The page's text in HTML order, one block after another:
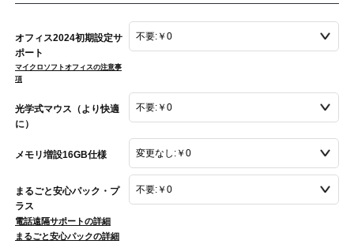
オフィス2024初期設定サ
ポート
マイクロソフトオフィスの注意事
項
光学式マウス（より快適
に）
メモリ増設16GB仕様
まるごと安心パック・プ
ラス
電話遠隔サポートの詳細
まるごと安心パックの詳細